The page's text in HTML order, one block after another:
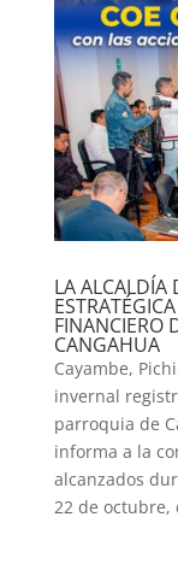
LA ALCALDÍA
FINANCIERO
CANGAHUA
Cayambe,
invernal
parroquia de
informa a la
alcanzados
22 de octubre,